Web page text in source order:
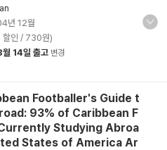
년 12월
할인 / 730원)
월 14일 출고 변경
Footballer's Guide t
93% of Caribbean F
Studying Abroa
States of America Ar